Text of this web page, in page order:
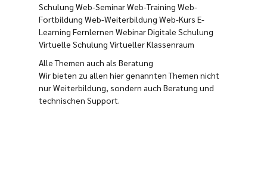
Schulung Web-Seminar Web-Training Web-
Fortbildung Web-Weiterbildung Web-Kurs E-
Learning Fernlernen Webinar Digitale Schulung
Virtuelle Schulung Virtueller Klassenraum
Alle Themen auch als Beratung
Wir bieten zu allen hier genannten Themen nicht
nur Weiterbildung, sondern auch Beratung und
technischen Support.